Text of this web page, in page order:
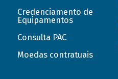
Credenciamento de
Equipamentos
Consulta PAC
Moedas contratuais